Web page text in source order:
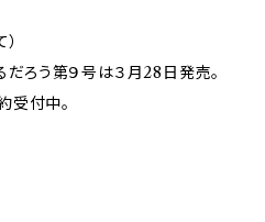
ろう第９号は３月28日発売。
受付中。